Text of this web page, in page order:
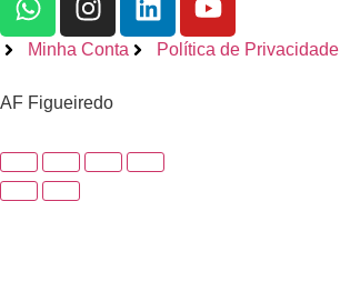
Minha Conta Política de Privacidade
AF Figueiredo